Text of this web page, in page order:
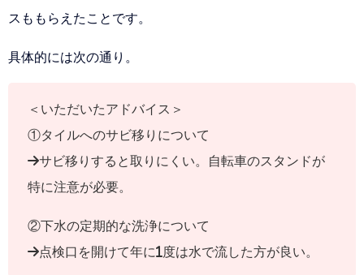
スももらえたことです。
具体的には次の通り。
＜いただいたアドバイス＞
①タイルへのサビ移りについて
→サビ移りすると取りにくい。自転車のスタンドが
特に注意が必要。
②下水の定期的な洗浄について
→点検口を開けて年に1度は水で流した方が良い。